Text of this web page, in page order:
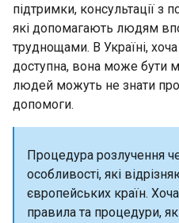
підтримки, консультації з
які допомагають людям
труднощами. В Україні,
доступна, вона може бути
людей можуть не знати
допомоги.
Процедура розлучення
особливості, які
європейських країн. Хоча
правила та процедури,